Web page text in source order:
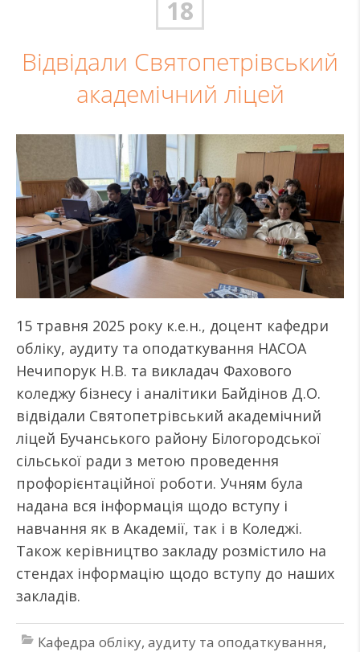
18
Відвідали Святопетрівський
академічний ліцей
15 травня 2025 року к.е.н., доцент кафедри
обліку, аудиту та оподаткування НАСОА
Нечипорук Н.В. та викладач Фахового
коледжу бізнесу і аналітики Байдінов Д.О.
відвідали Святопетрівський академічний
ліцей Бучанського району Білогородської
сільської ради з метою проведення
профорієнтаційної роботи. Учням була
надана вся інформація щодо вступу і
навчання як в Академії, так і в Коледжі.
Також керівництво закладу розмістило на
стендах інформацію щодо вступу до наших
закладів.
Кафедра обліку, аудиту та оподаткування,